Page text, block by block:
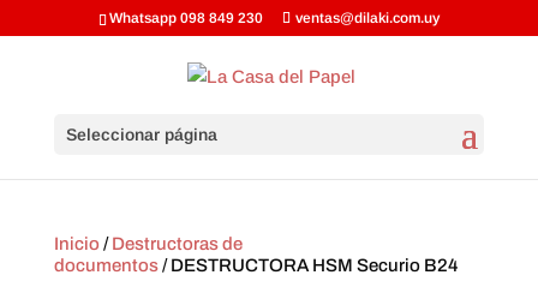
Whatsapp 098 849 230 ventas@dilaki.com.uy
Seleccionar página
Inicio /Destructoras de
documentos/ DESTRUCTORA HSM Securio B24